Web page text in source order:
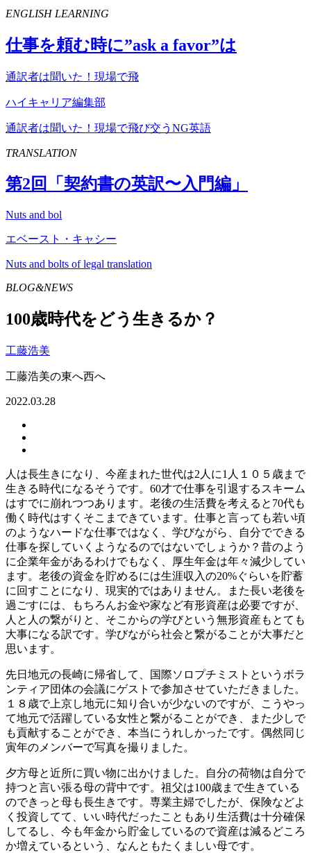
ENGLISH LEARNING
仕事を頼む時に”ask a favor”は
通訳者は聞いた！現場で飛
ハイキャリア編集部
通訳者は聞いた！現場で飛び交うNG英語
TRANSLATION
第2回「契約書の英訳〜入門編」
Nuts and bol
エベースト・キャシー
Nuts and bolts of legal translation
BLOG&NEWS
100歳時代をどう生きるか？
工藤浩美
工藤浩美の東へ西へ
2022.03.28
人は長生きになり、今産まれた世代は2人に1人１０５歳まで
生きる時代になるそうです。60才で仕事を引退するスキーム
はすでに崩れつつあります。老後の生活費を考えると70代も
働く時代はすくそこまできています。仕事と言っても若い頃
のようなハードな仕事ではなく、学びながら、自分でできる
仕事を探していくようなるのではないでしょうか？昔のよう
に企業年金があるわけでもなく、厚生年金は年々減少してい
ます。老後の資金を貯めるには生涯収入の20%ぐらいを貯蓄
に回すことになり、現実的ではありません。また長い老後を
過ごすには、もちろんお金や家など有形資産は必要ですが、
人と人の繋がりと、そこからの学びという無形資産もとても
大事になる訳です。学びながら社会と繋がることが大事だと
思います。
先日地元の長崎に帰省して、国際ソロプチミストというボラ
ンティア団体の会議にゲストで参加させていただきました。
１８歳で上京し地元に知り合いが少ないのですが、こうやっ
て地元で活躍している女性と繋がることができ、また少しで
も貢献することができ、本当にうれしかったです。偶然同じ
寅年のメンバーで写真を撮りました。
夕方母と近所に買い物に出かけました。自分の荷物は自分で
持つと言い張る母の背中です。祖父は100歳まで生きている
のできっと母も長生きです。専業主婦でしたが、保険などよ
く投資してて、いい時代だったこともあり生活費は十分確保
してるし、今も年金から貯金しているので資産は減るどころ
か増えているという、なんともたくましい母です。